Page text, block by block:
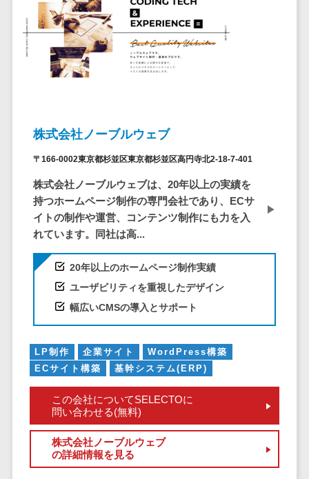
FAX受信サービス>
帳票配信サービス>
BPMツール>
帳票作成サービス>
物流・流通向け
商圏分析ツール>
バース予約システム>
運送業務支援システム>
アルコールチェックアプリ>
店舗業務支援システム>
配送ルート最適化>
IT点呼サービス>
析システム
チャットボッ
ト
FAQシステム
トレージ（ファ
イル共有）
サービス
文書管理シス
会議効率化ツ
ール
ナレッジ共有
フィスツール
ビジネスチャ
デジタルサイ
ネージソフト
オンライン校
正ツール
株式会社ノーブルウェブ
〒166-0002東京都杉並区東京都杉並区高円寺北2-18-7-401
株式会社ノーブルウェブは、20年以上の実績を
持つホームページ制作の専門会社であり、ECサ
イトの制作や運営、コンテンツ制作にも力を入
れています。同社は高...
20年以上のホームページ制作実績
ユーザビリティを重視したデザイン
幅広いCMSの導入とサポート
LP制作 企業サイト
WordPress構築
ECサイト構築
基幹システム(ERP)
この会社についてSELECTOに
問い合わせる(無料)
株式会社ノーブルウェブ
の詳細情報を見る